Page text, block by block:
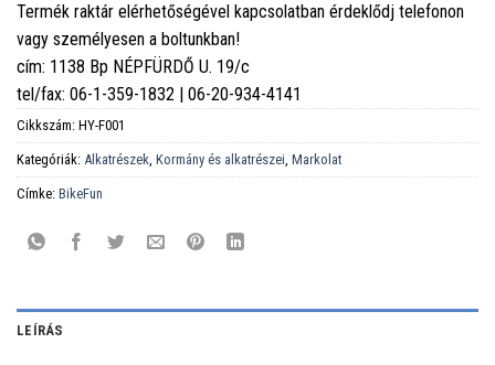
Termék raktár elérhetőségével kapcsolatban érdeklődj telefonon
vagy személyesen a boltunkban!
cím: 1138 Bp NÉPFÜRDŐ U. 19/c
tel/fax: 06-1-359-1832 | 06-20-934-4141
Cikkszám: HY-F001
Kategóriák: Alkatrészek, Kormány és alkatrészei, Markolat
Címke: BikeFun
LEÍRÁS